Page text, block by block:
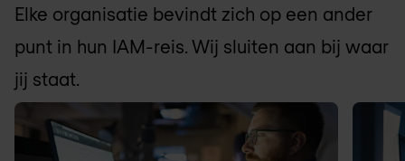
Elke organisatie bevindt zich op een ander
punt in hun IAM-reis. Wij sluiten aan bij waar
jij staat.